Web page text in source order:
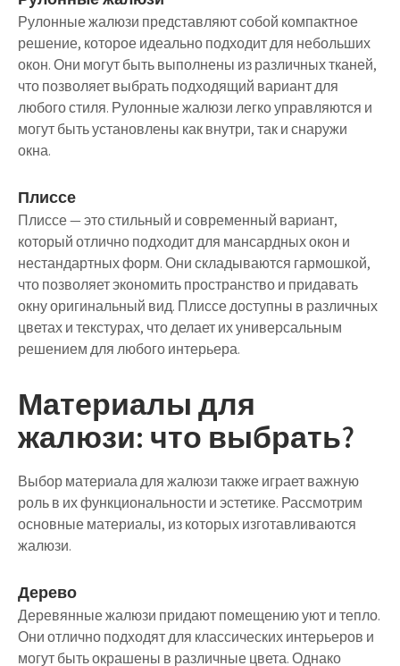
Рулонные жалюзи представляют собой компактное
решение, которое идеально подходит для небольших
окон. Они могут быть выполнены из различных тканей,
что позволяет выбрать подходящий вариант для
любого стиля. Рулонные жалюзи легко управляются и
могут быть установлены как внутри, так и снаружи
окна.
Плиссе
Плиссе — это стильный и современный вариант,
который отлично подходит для мансардных окон и
нестандартных форм. Они складываются гармошкой,
что позволяет экономить пространство и придавать
окну оригинальный вид. Плиссе доступны в различных
цветах и текстурах, что делает их универсальным
решением для любого интерьера.
Материалы для
жалюзи: что выбрать?
Выбор материала для жалюзи также играет важную
роль в их функциональности и эстетике. Рассмотрим
основные материалы, из которых изготавливаются
жалюзи.
Дерево
Деревянные жалюзи придают помещению уют и тепло.
Они отлично подходят для классических интерьеров и
могут быть окрашены в различные цвета. Однако